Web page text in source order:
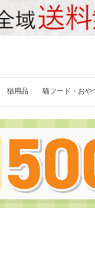
猫用品 猫フード・おや